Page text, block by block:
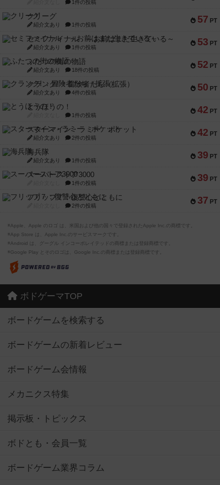
1件の投稿
57 PT
クリーグ
紹介文あり 1件の投稿
53 PT
セミファイナル ～お前はまだ生きている～
紹介文あり 1件の投稿
52 PT
ふたつの街の物語
紹介文あり 18件の投稿
50 PT
クランク! ：冒険者たち（拡張）
紹介文あり 4件の投稿
42 PT
とうほうの！
1件の投稿
42 PT
スターマイン・ラミー ポケット
紹介文あり 2件の投稿
39 PT
海兵隊
紹介文あり 1件の投稿
39 PT
スーパーストア3000
1件の投稿
37 PT
フリップ７：復讐心とともに
2件の投稿
※Apple、Apple のロゴ は、米国および他の国々で登録されたApple Inc.の商標です。
※App Store は、Apple Inc.のサービスマークです。
※Android は、グーグル インコーポレイテッドの商標または登録商標です。
※Google Play とそのロゴは、Google Inc.の商標または登録商標です。
ボドゲーマTOP
ボードゲームを検索する
ボードゲームの新着レビュー
ボードゲーム会情報
メカニクス特集
掲示板・トピックス
ボドとも・会員一覧
ボードゲーム業界コラム